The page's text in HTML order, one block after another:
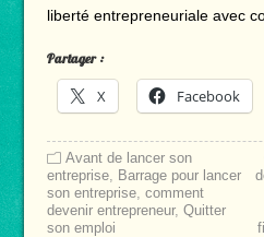
liberté entrepreneuriale avec
Partager :
X Facebook
Avant de lancer son
entreprise, Barrage pour lancer
son entreprise, comment
devenir entrepreneur, Quitter
son emploi